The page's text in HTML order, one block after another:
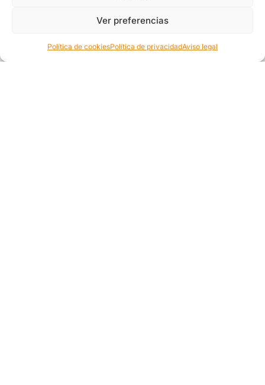
Ver preferencias
Política de cookiesPolítica de privacidadAviso legal
¡Escríbenos!